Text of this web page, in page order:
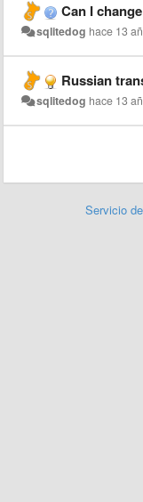
Can I
sqlitedog hace 13
Russian
sqlitedog hace 13
Servicio